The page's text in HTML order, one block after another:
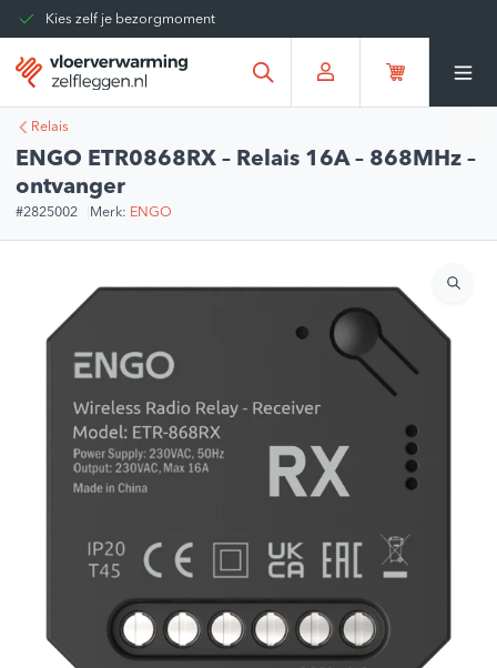
Kies zelf je bezorgmoment
Tot 30 dagen terug te sturen
Gratis verzending vanaf
€375,00*
Relais
ENGO ETR0868RX – Relais 16A – 868MHz –
ontvanger
#2825002 Merk: ENGO